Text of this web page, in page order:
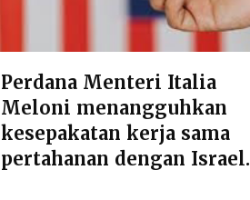
Perdana Menteri Italia
Meloni menangguhkan
kesepakatan kerja sama
pertahanan dengan Israel.